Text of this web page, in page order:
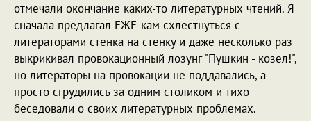
отмечали окончание каких-то литературных чтений. Я
сначала предлагал ЕЖЕ-кам схлестнуться с
литераторами стенка на стенку и даже несколько раз
выкрикивал провокационный лозунг "Пушкин - козел!",
но литераторы на провокации не поддавались, а
просто сгрудились за одним столиком и тихо
беседовали о своих литературных проблемах.